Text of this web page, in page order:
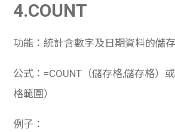
4.COUNT
功能：統計含數字及日期資料的儲
公式：=COUNT（儲存格,儲存格）
格範圍）
例子：